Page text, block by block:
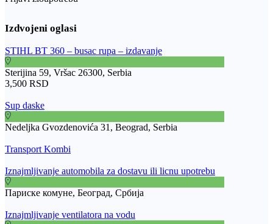
STIHL BT 360 – busac rupa – izdavanje
Sterijina 59, Vršac 26300, Serbia
3,500 RSD
Sup daske
Nedeljka Gvozdenovića 31, Beograd, Serbia
Transport Kombi
Iznajmljivanje automobila za dostavu ili licnu upotrebu
Париске комуне, Београд, Србија
Iznajmljivanje ventilatora na vodu